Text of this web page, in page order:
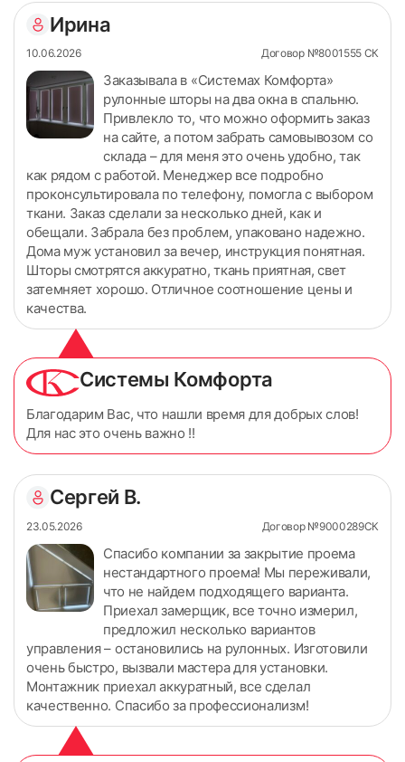
Ирина
10.06.2026 Договор №8001555 СК
Заказывала в «Системах Комфорта»
рулонные шторы на два окна в спальню.
Привлекло то, что можно оформить заказ
на сайте, а потом забрать самовывозом со
склада – для меня это очень удобно, так
как рядом с работой. Менеджер все подробно
проконсультировала по телефону, помогла с выбором
ткани. Заказ сделали за несколько дней, как и
обещали. Забрала без проблем, упаковано надежно.
Дома муж установил за вечер, инструкция понятная.
Шторы смотрятся аккуратно, ткань приятная, свет
затемняет хорошо. Отличное соотношение цены и
качества.
Системы Комфорта
Благодарим Вас, что нашли время для добрых слов!
Для нас это очень важно !!
Сергей В.
23.05.2026 Договор №9000289СК
Спасибо компании за закрытие проема
нестандартного проема! Мы переживали,
что не найдем подходящего варианта.
Приехал замерщик, все точно измерил,
предложил несколько вариантов
управления – остановились на рулонных. Изготовили
очень быстро, вызвали мастера для установки.
Монтажник приехал аккуратный, все сделал
качественно. Спасибо за профессионализм!